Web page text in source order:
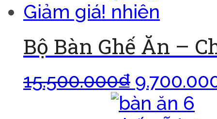
Giảm giá!
Bộ Bàn Ghế Ăn –
15.500.000₫